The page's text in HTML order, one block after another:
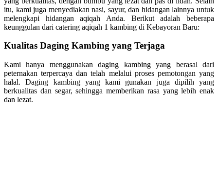
itu, kami juga menyediakan nasi, sayur, dan hidangan lainnya untuk
melengkapi hidangan aqiqah Anda. Berikut adalah beberapa
keunggulan dari catering aqiqah 1 kambing di Kebayoran Baru:
Kualitas Daging Kambing yang Terjaga
Kami hanya menggunakan daging kambing yang berasal dari
peternakan terpercaya dan telah melalui proses pemotongan yang
halal. Daging kambing yang kami gunakan juga dipilih yang
berkualitas dan segar, sehingga memberikan rasa yang lebih enak
dan lezat.